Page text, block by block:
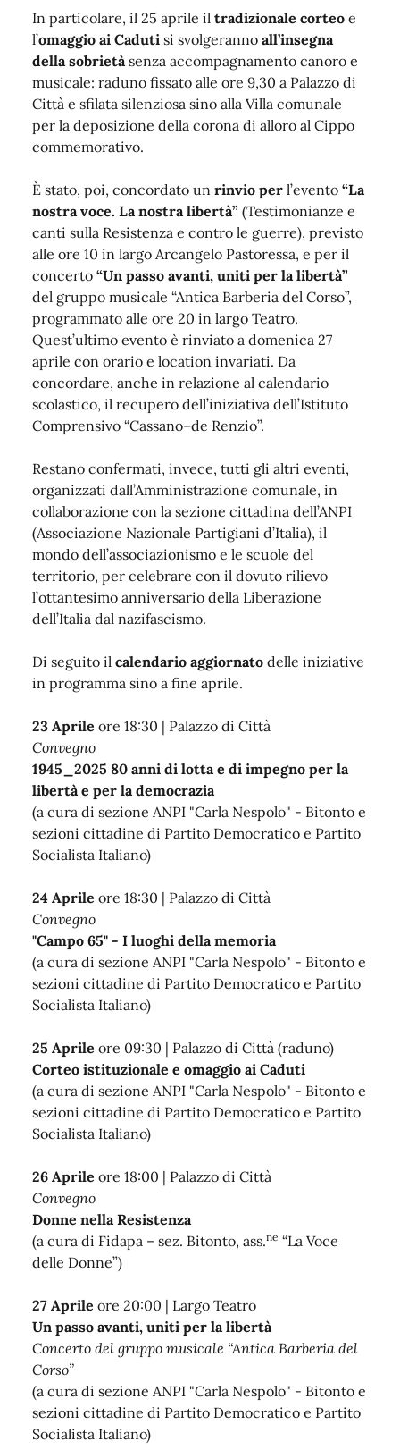
In particolare, il 25 aprile il tradizionale corteo e
l’omaggio ai Caduti si svolgeranno all’insegna
della sobrietà senza accompagnamento canoro e
musicale: raduno fissato alle ore 9,30 a Palazzo di
Città e sfilata silenziosa sino alla Villa comunale
per la deposizione della corona di alloro al Cippo
commemorativo.
È stato, poi, concordato un rinvio per l’evento “La
nostra voce. La nostra libertà” (Testimonianze e
canti sulla Resistenza e contro le guerre), previsto
alle ore 10 in largo Arcangelo Pastoressa, e per il
concerto “Un passo avanti, uniti per la libertà”
del gruppo musicale “Antica Barberia del Corso”,
programmato alle ore 20 in largo Teatro.
Quest’ultimo evento è rinviato a domenica 27
aprile con orario e location invariati. Da
concordare, anche in relazione al calendario
scolastico, il recupero dell’iniziativa dell’Istituto
Comprensivo “Cassano–de Renzio”.
Restano confermati, invece, tutti gli altri eventi,
organizzati dall’Amministrazione comunale, in
collaborazione con la sezione cittadina dell’ANPI
(Associazione Nazionale Partigiani d’Italia), il
mondo dell’associazionismo e le scuole del
territorio, per celebrare con il dovuto rilievo
l’ottantesimo anniversario della Liberazione
dell’Italia dal nazifascismo.
Di seguito il calendario aggiornato delle iniziative
in programma sino a fine aprile.
23 Aprile ore 18:30 | Palazzo di Città
Convegno
1945_2025 80 anni di lotta e di impegno per la
libertà e per la democrazia
(a cura di sezione ANPI "Carla Nespolo" - Bitonto e
sezioni cittadine di Partito Democratico e Partito
Socialista Italiano)
24 Aprile ore 18:30 | Palazzo di Città
Convegno
"Campo 65" - I luoghi della memoria
(a cura di sezione ANPI "Carla Nespolo" - Bitonto e
sezioni cittadine di Partito Democratico e Partito
Socialista Italiano)
25 Aprile ore 09:30 | Palazzo di Città (raduno)
Corteo istituzionale e omaggio ai Caduti
(a cura di sezione ANPI "Carla Nespolo" - Bitonto e
sezioni cittadine di Partito Democratico e Partito
Socialista Italiano)
26 Aprile ore 18:00 | Palazzo di Città
Convegno
Donne nella Resistenza
(a cura di Fidapa – sez. Bitonto, ass.ne “La Voce
delle Donne”)
27 Aprile ore 20:00 | Largo Teatro
Un passo avanti, uniti per la libertà
Concerto del gruppo musicale “Antica Barberia del
Corso”
(a cura di sezione ANPI "Carla Nespolo" - Bitonto e
sezioni cittadine di Partito Democratico e Partito
Socialista Italiano)